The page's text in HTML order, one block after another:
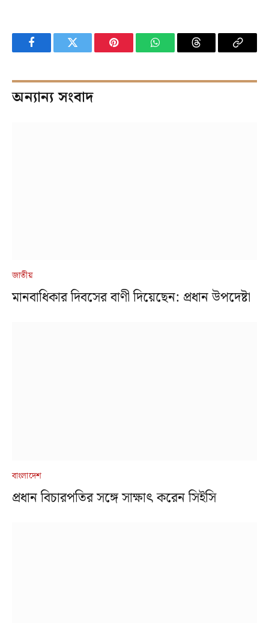
FacebookTwitter Pinterest WhatsAppThreads Copy
অন্যান্য সংবাদ
জাতীয়
মানবাধিকার দিবসের বাণী দিয়েছেন: প্রধান উপদেষ্টা
বাংলাদেশ
প্রধান বিচারপতির সঙ্গে সাক্ষাৎ করেন সিইসি